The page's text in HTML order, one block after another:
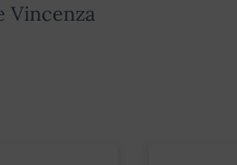
Vincenza